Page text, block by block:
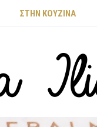
ΣΤΗΝ ΚΟΥΖΙΝΑ